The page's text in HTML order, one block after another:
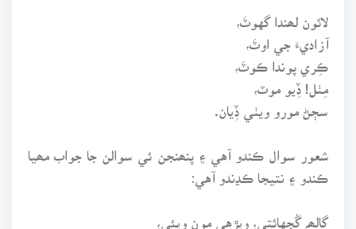
لائون لھندا گهوٽَ،
آزاديءَ جي اوٽَ،
ڪِري پوندا ڪوٽَ،
مِٺل! ڏِيو موٽ،
سڄڻ مورو ويٺي ڏِيان.
شعور سوال ڪندو آهي ۽ پنھنجن ئي سوالن جا جواب مھيا
ڪندو ۽ نتيجا ڪڍندو آهي:
ڳالھہ ڳُجهائتي، ويڙهي مون ويئي،